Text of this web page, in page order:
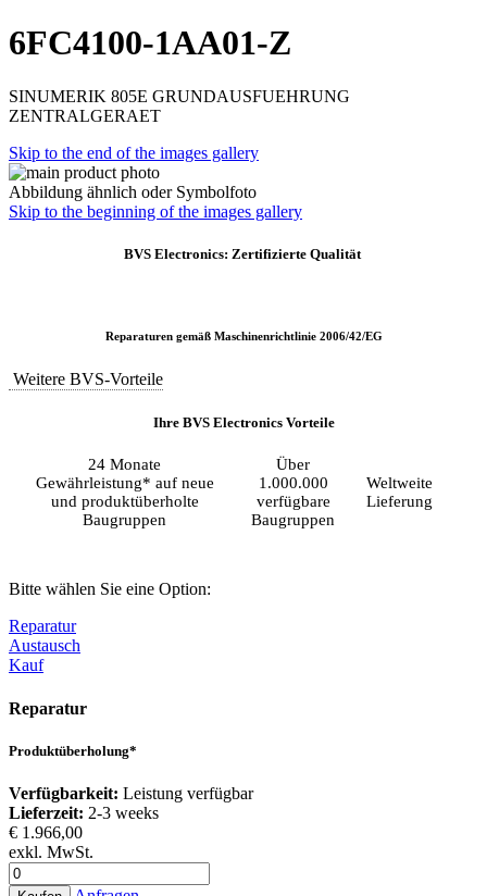
6FC4100-1AA01-Z
SINUMERIK 805E GRUNDAUSFUEHRUNG
ZENTRALGERAET
Skip to the end of the images gallery
Abbildung ähnlich oder Symbolfoto
Skip to the beginning of the images gallery
BVS Electronics: Zertifizierte Qualität
Reparaturen gemäß Maschinenrichtlinie 2006/42/EG
Weitere BVS-Vorteile
Ihre BVS Electronics Vorteile
24 Monate
Gewährleistung* auf neue
und produktüberholte
Baugruppen
Über
1.000.000
verfügbare
Baugruppen
Weltweite
Lieferung
Bitte wählen Sie eine Option:
Reparatur
Austausch
Kauf
Reparatur
Produktüberholung*
Verfügbarkeit: Leistung verfügbar
Lieferzeit: 2-3 weeks
€ 1.966,00
exkl. MwSt.